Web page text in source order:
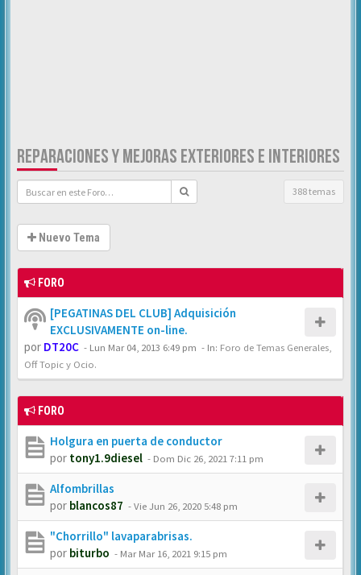
REPARACIONES Y MEJORAS EXTERIORES E INTERIORES
388 temas
Nuevo Tema
FORO
[PEGATINAS DEL CLUB] Adquisición
EXCLUSIVAMENTE on-line.
por DT20C - Lun Mar 04, 2013 6:49 pm - In: Foro de Temas Generales,
Off Topic y Ocio.
FORO
Holgura en puerta de conductor
por tony1.9diesel - Dom Dic 26, 2021 7:11 pm
Alfombrillas
por blancos87 -Vie Jun 26, 2020 5:48 pm
"Chorrillo" lavaparabrisas.
por biturbo - Mar Mar 16, 2021 9:15 pm